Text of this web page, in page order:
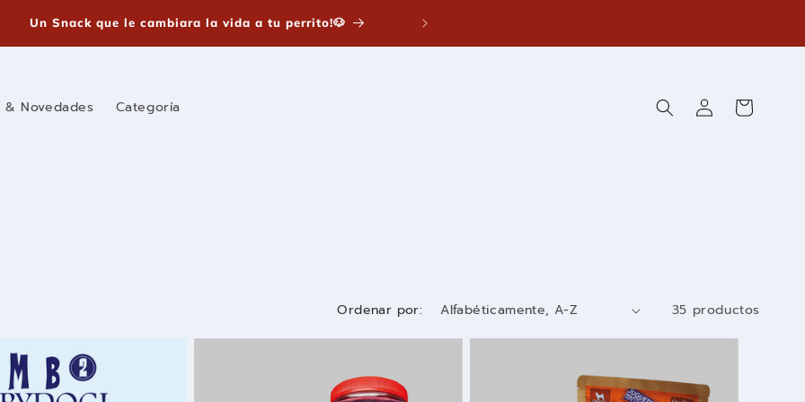
Un Snack que le cambiara la vida a tu perrito!🐶
& Novedades Categoría
Iniciar
sesión
Carrito
Ordenar por: 35 productos